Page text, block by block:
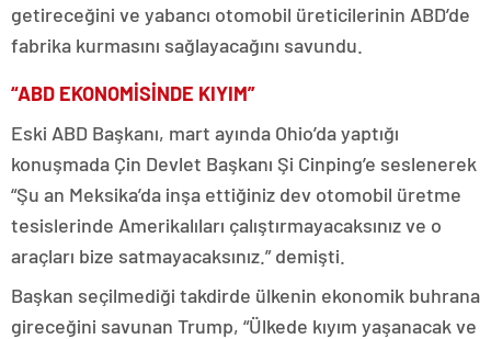
getireceğini ve yabancı otomobil üreticilerinin ABD’de
fabrika kurmasını sağlayacağını savundu.
“ABD EKONOMİSİNDE KIYIM”
Eski ABD Başkanı, mart ayında Ohio’da yaptığı
konuşmada Çin Devlet Başkanı Şi Cinping’e seslenerek
“Şu an Meksika’da inşa ettiğiniz dev otomobil üretme
tesislerinde Amerikalıları çalıştırmayacaksınız ve o
araçları bize satmayacaksınız.” demişti.
Başkan seçilmediği takdirde ülkenin ekonomik buhrana
gireceğini savunan Trump, “Ülkede kıyım yaşanacak ve